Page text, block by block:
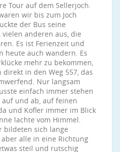
Tour auf dem Sellerjoch.
wir bis zum Joch
der Bus seine
vielen anderen aus, die
Es ist Ferienzeit und
heute auch wandern. Es
mehr zu bekommen,
in den Weg 557, das
Nur langsam
einfach immer stehen
und ab, auf feinen
und Kofler immer im Blick
lachte vom Himmel.
bildeten sich lange
alle in eine Richtung
steil und rutschig